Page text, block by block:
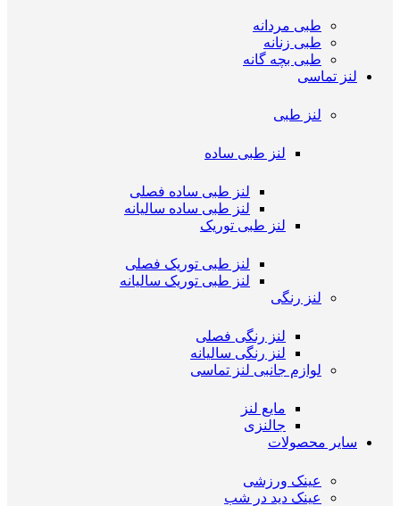
طبی مردانه
طبی زنانه
طبی بچه گانه
لنز تماسی
لنز طبی
لنز طبی ساده
لنز طبی ساده فصلی
لنز طبی ساده سالیانه
لنز طبی توریک
لنز طبی توریک فصلی
لنز طبی توریک سالیانه
لنز رنگی
لنز رنگی فصلی
لنز رنگی سالیانه
لوازم جانبی لنز تماسی
مایع لنز
جالنزی
سایر محصولات
عینک ورزشی
عینک دید در شب